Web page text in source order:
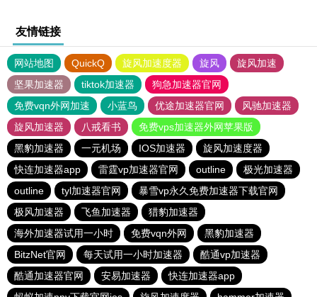
友情链接
网站地图 QuickQ 旋风加速度器 旋风
旋风加速
坚果加速器
tiktok加速器
狗急加速器官网
免费vqn外网加速
小蓝鸟 优途加速器官网
风驰加速器
旋风加速器
八戒看书
免费vps加速器外网苹果版
黑豹加速器
一元机场 IOS加速器
旋风加速度器
快连加速器app
雷霆vp加速器官网 outline
极光加速器
outline
tyl加速器官网
暴雪vp永久免费加速器下载官网
极风加速器
飞鱼加速器
猎豹加速器
海外加速器试用一小时
免费vqn外网
黑豹加速器
BitzNet官网
每天试用一小时加速器
酷通vp加速器
酷通加速器官网
安易加速器
快连加速器app